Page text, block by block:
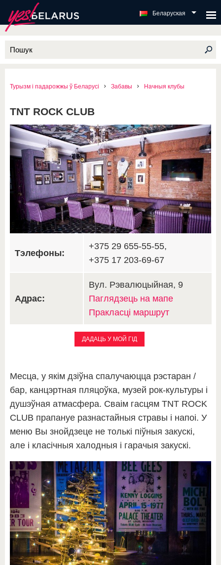
Беларуская
Турызм і падарожжы ў Беларусі Забавы Начныя клубы
TNT ROCK CLUB
Тэлефоны:
+375 29 655-55-55,
+375 17 203-69-67
Адрас:
Вул. Рэвалюцыйная, 9
Паглядзець на мапе
Пракласці маршрут
ДАДАЦЬ У МОЙ ГІД
Месца, у якім дзіўна спалучаюцца рэстаран /
бар, канцэртная пляцоўка, музей рок-культуры і
душэўная атмасфера. Сваім гасцям TNT ROCK
CLUB прапануе разнастайныя стравы і напоі. У
меню Вы знойдзеце не толькі піўныя закускі,
але і класічныя халодныя і гарачыя закускі.